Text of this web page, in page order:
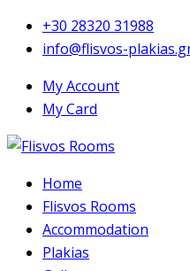
+30 28320 31988
info@flisvos-
My Account
My Card
Home
Flisvos Rooms
Accommodation
Plakias